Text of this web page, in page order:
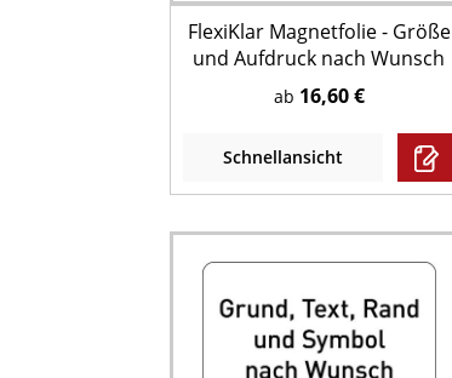
FlexiKlar Magnetfolie - Größe
und Aufdruck nach Wunsch
ab 16,60 €
Schnellansicht